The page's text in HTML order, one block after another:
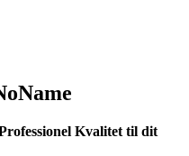
Kvalitet til dit